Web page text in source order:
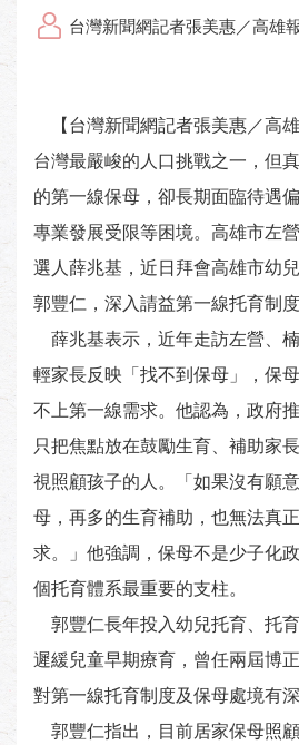
台灣新聞網記者張美惠／高雄
【台灣新聞網記者張美惠／高
台灣最嚴峻的人口挑戰之一，但
的第一線保母，卻長期面臨待遇
專業發展受限等困境。高雄市左
選人薛兆基，近日拜會高雄市幼
郭豐仁，深入請益第一線托育制
薛兆基表示，近年走訪左營、
輕家長反映「找不到保母」，保
不上第一線需求。他認為，政府
只把焦點放在鼓勵生育、補助家
視照顧孩子的人。「如果沒有願
母，再多的生育補助，也無法真
求。」他強調，保母不是少子化
個托育體系最重要的支柱。
郭豐仁長年投入幼兒托育、托
遲緩兒童早期療育，曾任兩屆博
對第一線托育制度及保母處境有
郭豐仁指出，目前居家保母照